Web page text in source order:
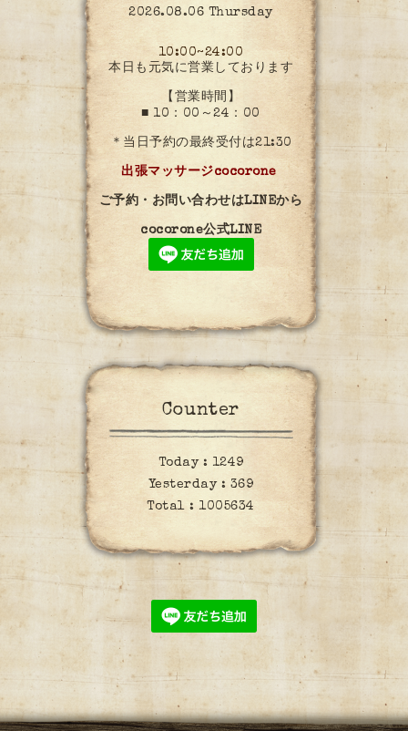
2026.08.06 Thursday
10:00~24:00
本日も元気に営業しております
【営業時間】
■ 10：00～24：00
＊当日予約の最終受付は21:30
出張マッサージcocorone
ご予約・お問い合わせはLINEから
cocorone公式LINE
Counter
Today : 1249
Yesterday : 369
Total :1005634